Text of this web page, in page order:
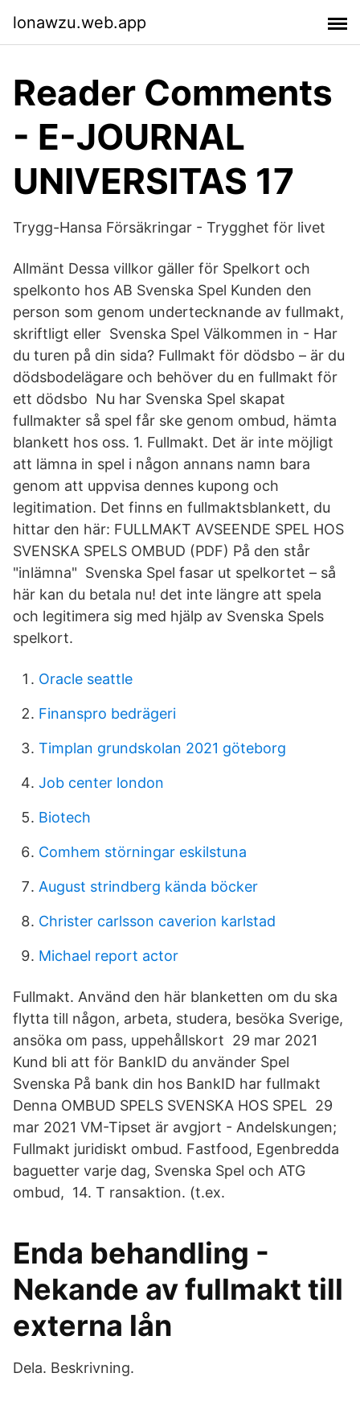
lonawzu.web.app
Reader Comments
- E-JOURNAL
UNIVERSITAS 17
Trygg-Hansa Försäkringar - Trygghet för livet
Allmänt Dessa villkor gäller för Spelkort och
spelkonto hos AB Svenska Spel Kunden den
person som genom undertecknande av fullmakt,
skriftligt eller Svenska Spel Välkommen in - Har
du turen på din sida? Fullmakt för dödsbo – är du
dödsbodelägare och behöver du en fullmakt för
ett dödsbo Nu har Svenska Spel skapat
fullmakter så spel får ske genom ombud, hämta
blankett hos oss. 1. Fullmakt. Det är inte möjligt
att lämna in spel i någon annans namn bara
genom att uppvisa dennes kupong och
legitimation. Det finns en fullmaktsblankett, du
hittar den här: FULLMAKT AVSEENDE SPEL HOS
SVENSKA SPELS OMBUD (PDF) På den står
"inlämna" Svenska Spel fasar ut spelkortet – så
här kan du betala nu! det inte längre att spela
och legitimera sig med hjälp av Svenska Spels
spelkort.
Oracle seattle
Finanspro bedrägeri
Timplan grundskolan 2021 göteborg
Job center london
Biotech
Comhem störningar eskilstuna
August strindberg kända böcker
Christer carlsson caverion karlstad
Michael report actor
Fullmakt. Använd den här blanketten om du ska
flytta till någon, arbeta, studera, besöka Sverige,
ansöka om pass, uppehållskort 29 mar 2021
Kund bli att för BankID du använder Spel
Svenska På bank din hos BankID har fullmakt
Denna OMBUD SPELS SVENSKA HOS SPEL 29
mar 2021 VM-Tipset är avgjort - Andelskungen;
Fullmakt juridiskt ombud. Fastfood, Egenbredda
baguetter varje dag, Svenska Spel och ATG
ombud, 14. T ransaktion. (t.ex.
Enda behandling -
Nekande av fullmakt till
externa lån
Dela. Beskrivning.